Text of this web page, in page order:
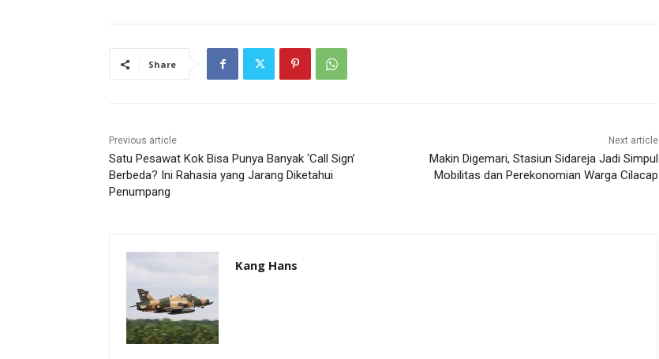
Share
Previous article
Satu Pesawat Kok Bisa Punya Banyak ‘Call Sign’
Berbeda? Ini Rahasia yang Jarang Diketahui
Penumpang
Next article
Makin Digemari, Stasiun Sidareja Jadi Simpul
Mobilitas dan Perekonomian Warga Cilacap
Kang Hans